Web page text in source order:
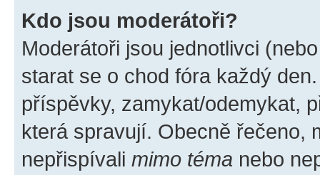
Kdo jsou moderátoři?
Moderátoři jsou jednotlivci
starat se o chod fóra každý
příspěvky, zamykat/odemykat,
která spravují. Obecně řečeno,
nepřispívali mimo téma nebo